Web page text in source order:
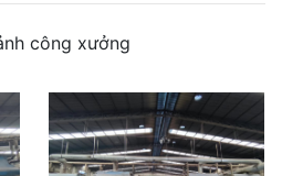
công xưởng